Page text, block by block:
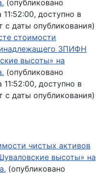
(опубликовано
11:52:00, доступно в
с даты опубликования)
стоимости
ЗПИФН
высоты» на
(опубликовано
11:52:00, доступно в
с даты опубликования)
чистых активов
высоты» на
(опубликовано